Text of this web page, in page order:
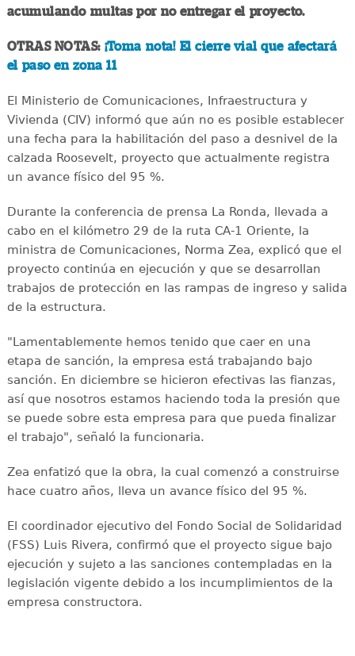
acumulando multas por no entregar el proyecto.
OTRAS NOTAS: ¡Toma nota! El cierre vial que afectará
el paso en zona 11
El Ministerio de Comunicaciones, Infraestructura y
Vivienda (CIV) informó que aún no es posible establecer
una fecha para la habilitación del paso a desnivel de la
calzada Roosevelt, proyecto que actualmente registra
un avance físico del 95 %.
Durante la conferencia de prensa La Ronda, llevada a
cabo en el kilómetro 29 de la ruta CA-1 Oriente, la
ministra de Comunicaciones, Norma Zea, explicó que el
proyecto continúa en ejecución y que se desarrollan
trabajos de protección en las rampas de ingreso y salida
de la estructura.
"Lamentablemente hemos tenido que caer en una
etapa de sanción, la empresa está trabajando bajo
sanción. En diciembre se hicieron efectivas las fianzas,
así que nosotros estamos haciendo toda la presión que
se puede sobre esta empresa para que pueda finalizar
el trabajo", señaló la funcionaria.
Zea enfatizó que la obra, la cual comenzó a construirse
hace cuatro años, lleva un avance físico del 95 %.
El coordinador ejecutivo del Fondo Social de Solidaridad
(FSS) Luis Rivera, confirmó que el proyecto sigue bajo
ejecución y sujeto a las sanciones contempladas en la
legislación vigente debido a los incumplimientos de la
empresa constructora.